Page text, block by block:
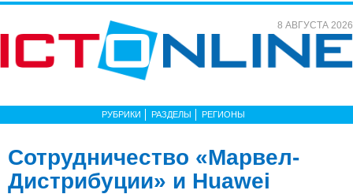
8 АВГУСТА 2026
РУБРИКИ РАЗДЕЛЫ РЕГИОНЫ
Сотрудничество «Марвел-
Дистрибуции» и Huawei